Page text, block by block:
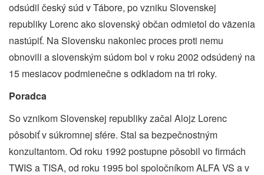
odsúdil český súd v Tábore, po vzniku Slovenskej
republiky Lorenc ako slovenský občan odmietol do väzenia
nastúpiť. Na Slovensku nakoniec proces proti nemu
obnovili a slovenským súdom bol v roku 2002 odsúdený na
15 mesiacov podmienečne s odkladom na tri roky.
Poradca
So vznikom Slovenskej republiky začal Alojz Lorenc
pôsobiť v súkromnej sfére. Stal sa bezpečnostným
konzultantom. Od roku 1992 postupne pôsobil vo firmách
TWIS a TISA, od roku 1995 bol spoločníkom ALFA VS a v